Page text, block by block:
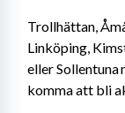
Trollhättan,
Linköping,
eller Sollentuna
komma att bli